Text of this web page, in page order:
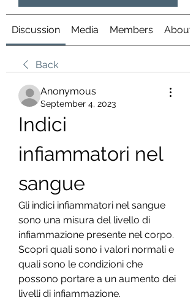
Discussion Media Members About
Back
Anonymous
September 4, 2023
Indici
infiammatori nel
sangue
Gli indici infiammatori nel sangue
sono una misura del livello di
infiammazione presente nel corpo.
Scopri quali sono i valori normali e
quali sono le condizioni che
possono portare a un aumento dei
livelli di infiammazione.